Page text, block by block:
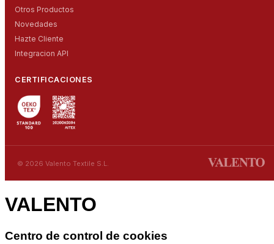
Otros Productos
Novedades
Hazte Cliente
Integracion API
CERTIFICACIONES
© 2026 Valento Textile S.L.
VALENTO
Centro de control de cookies